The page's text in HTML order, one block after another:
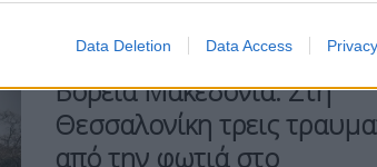
Data Deletion Data Access
ΕΙΔΉΣΕΙΣ ΕΛΛΆΔΑ
Βόρεια Μακεδονία: Στη
Θεσσαλονίκη τρεις
από την φωτιά στο